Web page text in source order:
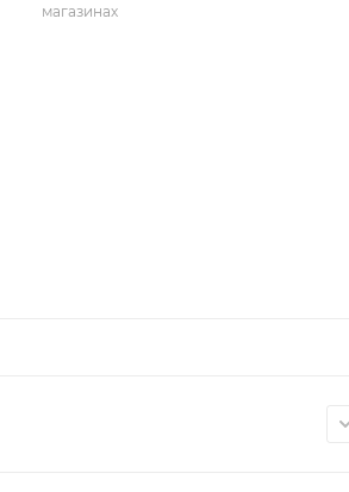
магазинах